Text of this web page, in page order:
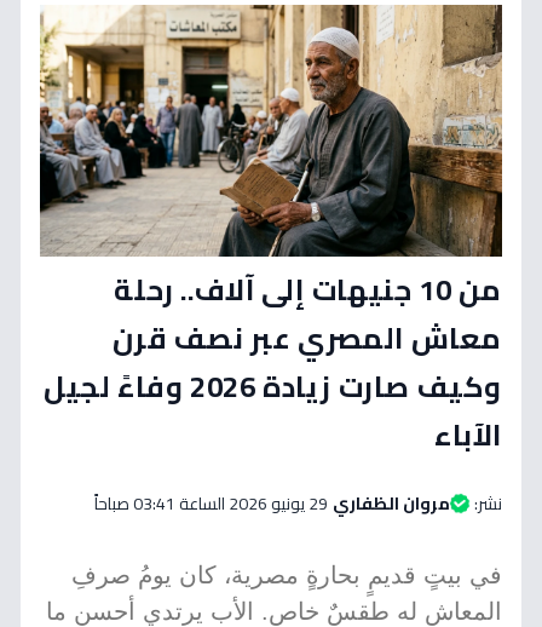
من 10 جنيهات إلى آلاف.. رحلة
معاش المصري عبر نصف قرن
وكيف صارت زيادة 2026 وفاءً لجيل
الآباء
نشر: مروان الظفاري 29 يونيو 2026 الساعة 03:41 صباحاً
في بيتٍ قديمٍ بحارةٍ مصرية، كان يومُ صرفِ
المعاش له طقسٌ خاص. الأب يرتدي أحسن ما